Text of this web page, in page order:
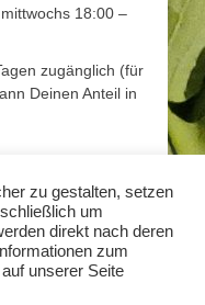
18:00 –
zugänglich (für
Deinen Anteil in
zu gestalten, setzen
um
direkt nach deren
zum
unserer Seite